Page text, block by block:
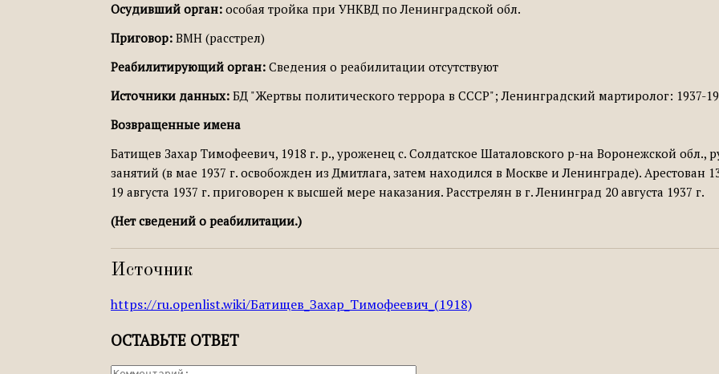
Осудивший орган: особая тройка при УНКВД по Ленинградской обл.
Приговор: ВМН (расстрел)
Реабилитирующий орган: Сведения о реабилитации отсутствуют
Источники данных: БД "Жертвы политического террора в СССР"; Ленинградский мартиролог: 1937-
Возвращенные имена
Батищев Захар Тимофеевич, 1918 г. р., уроженец с. Солдатское Шаталовского р-на Воронежской обл.,
занятий (в мае 1937 г. освобожден из Дмитлага, затем находился в Москве и Ленинграде).
19 августа 1937 г. приговорен к высшей мере наказания. Расстрелян в г. Ленинград 20 августа 1937 г.
(Нет сведений о реабилитации.)
Источник
https://ru.openlist.wiki/Батищев_Захар_Тимофеевич_(1918)
ОСТАВЬТЕ ОТВЕТ